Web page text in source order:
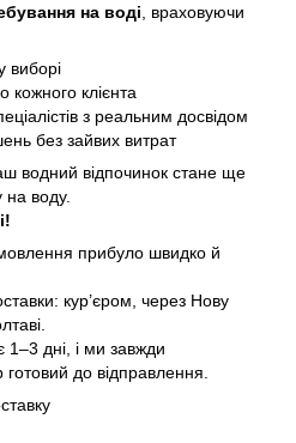
на воді , враховуючи
виборі
кожного клієнта
з реальним досвідом
без зайвих витрат
водний відпочинок стане ще
воду.
прибуло швидко й
кур’єром, через Нову
1–3 дні, і ми завжди
до відправлення.